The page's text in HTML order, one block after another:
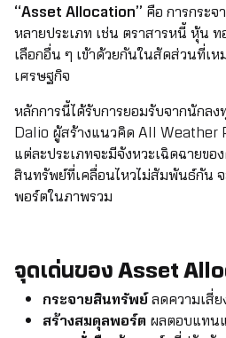
“Asset Allocation” คือ การกระ
หลายประเภท เช่น ตราสารหนี้ หุ้น
เลือกอื่น ๆ เข้าด้วยกันในสัดส่วนที่เห
เศรษฐกิจ
หลักการนี้ได้รับการยอมรับจากนักลง
Dalio ผู้สร้างแนวคิด All Weather
แต่ละประเภทจะมีจังหวะเฉิดฉายขอ
สินทรัพย์ที่เคลื่อนไหวไม่สัมพันธ์กัน
พอร์ตในภาพรวม
จุดเด่นของAsset
กระจายสินทรัพย์ลดความเสี่ย
สร้างสมดุลพอร์ต ผลตอบแทน